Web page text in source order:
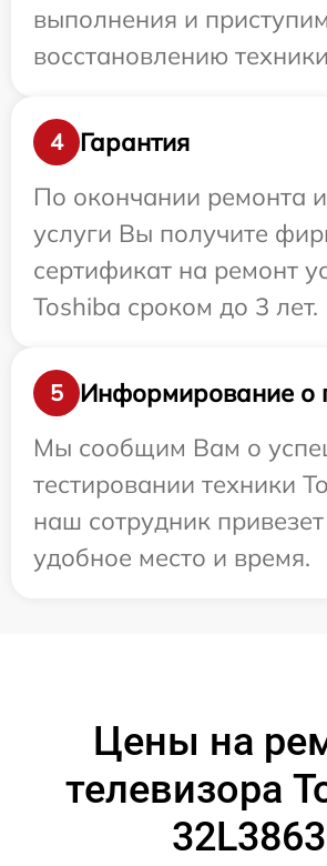
выполнения и
восстановлению
4
Гарантия
По окончании ремонта
услуги Вы получите
сертификат на ремонт
Toshiba сроком до 3 лет.
5
Информирование о
Мы сообщим Вам о
тестировании техники
наш сотрудник
удобное место и время.
Цены на
телевизора
32L3863